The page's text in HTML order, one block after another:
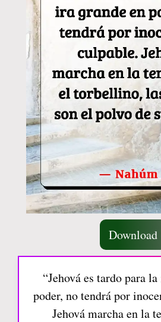
Download
“Jehová es tardo para
poder, no tendrá por
Jehová marcha en la